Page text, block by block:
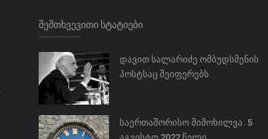
ᲨᲔᲛᲗᲮᲕᲔᲕᲘᲗᲘ ᲡᲢᲐᲢᲘᲔᲑᲘ
დავით სალარიძე ომბუდსმენის
პოსტსაც შეიფერებს
საერთაშორისო მიმოხილვა. 5